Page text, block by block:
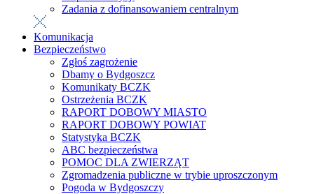
Zadania z dofinansowaniem centralnym
Komunikacja
Bezpieczeństwo
Zgłoś zagrożenie
Dbamy o Bydgoszcz
Komunikaty BCZK
Ostrzeżenia BCZK
RAPORT DOBOWY MIASTO
RAPORT DOBOWY POWIAT
Statystyka BCZK
ABC bezpieczeństwa
POMOC DLA ZWIERZĄT
Zgromadzenia publiczne w trybie uproszczonym
Pogoda w Bydgoszczy